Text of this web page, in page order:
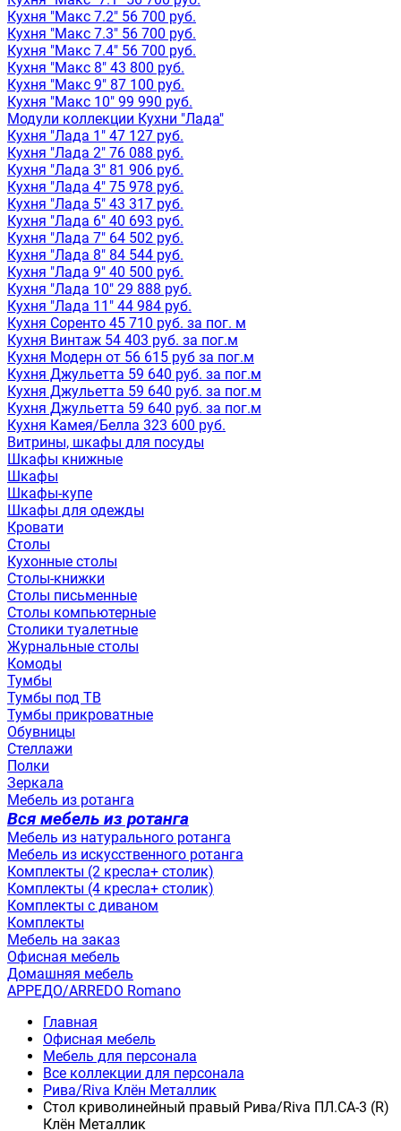
Кухня "Макс 7.2" 56 700 руб.
Кухня "Макс 7.3" 56 700 руб.
Кухня "Макс 7.4" 56 700 руб.
Кухня "Макс 8" 43 800 руб.
Кухня "Макс 9" 87 100 руб.
Кухня "Макс 10" 99 990 руб.
Модули коллекции Кухни "Лада"
Кухня "Лада 1" 47 127 руб.
Кухня "Лада 2" 76 088 руб.
Кухня "Лада 3" 81 906 руб.
Кухня "Лада 4" 75 978 руб.
Кухня "Лада 5" 43 317 руб.
Кухня "Лада 6" 40 693 руб.
Кухня "Лада 7" 64 502 руб.
Кухня "Лада 8" 84 544 руб.
Кухня "Лада 9" 40 500 руб.
Кухня "Лада 10" 29 888 руб.
Кухня "Лада 11" 44 984 руб.
Кухня Соренто 45 710 руб. за пог. м
Кухня Винтаж 54 403 руб. за пог.м
Кухня Модерн от 56 615 руб за пог.м
Кухня Джульетта 59 640 руб. за пог.м
Кухня Джульетта 59 640 руб. за пог.м
Кухня Джульетта 59 640 руб. за пог.м
Кухня Камея/Белла 323 600 руб.
Витрины, шкафы для посуды
Шкафы книжные
Шкафы
Шкафы-купе
Шкафы для одежды
Кровати
Столы
Кухонные столы
Столы-книжки
Столы письменные
Столы компьютерные
Столики туалетные
Журнальные столы
Комоды
Тумбы
Тумбы под ТВ
Тумбы прикроватные
Обувницы
Стеллажи
Полки
Зеркала
Мебель из ротанга
Вся мебель из ротанга
Мебель из натурального ротанга
Мебель из искусственного ротанга
Комплекты (2 кресла+ столик)
Комплекты (4 кресла+ столик)
Комплекты с диваном
Комплекты
Мебель на заказ
Офисная мебель
Домашняя мебель
АРРЕДО/ARREDO Romano
Главная
Офисная мебель
Мебель для персонала
Все коллекции для персонала
Рива/Riva Клён Металлик
Стол криволинейный правый Рива/Riva ПЛ.СА-3 (R)
Клён Металлик